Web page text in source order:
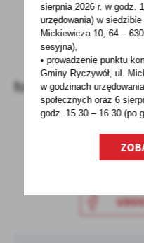
fot.: Paulina
sierpnia 2026 r.w godz.
urzędowania) w siedzibie
Mickiewicza 10, 64 –
sesyjna),
• prowadzenie punktu
Gminy Ryczywół, ul.
w godzinach
społecznych oraz 6
godz. 15.30 – 16.30 (po